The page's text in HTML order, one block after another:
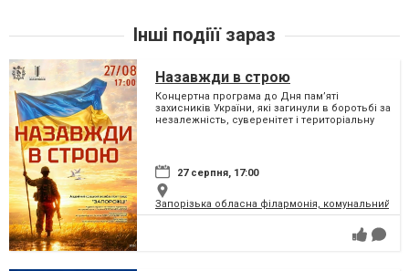
Інші подіїї зараз
Назавжди в строю
Концертна програма до Дня пам’яті
захисників України, які загинули в боротьбі за
незалежність, суверенітет і територіальну
27 серпня, 17:00
Запорізька обласна філармонія, комунальний